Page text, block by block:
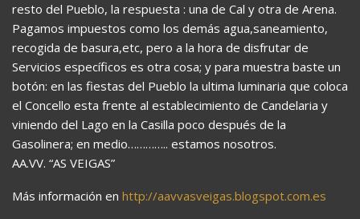
resto del Pueblo, la respuesta : una de Cal y otra de Arena.
Pagamos impuestos como los demás agua,saneamiento,
recogida de basura,etc, pero a la hora de disfrutar de
Servicios específicos es otra cosa; y para muestra baste un
botón: en las fiestas del Pueblo la ultima luminaria que coloca
el Concello esta frente al establecimiento de Candelaria y
viniendo del Lago en la Casilla poco después de la
Gasolinera; en medio………….. estamos nosotros.
AA.VV. “AS VEIGAS”
Más información en http://aavvasveigas.blogspot.com.es